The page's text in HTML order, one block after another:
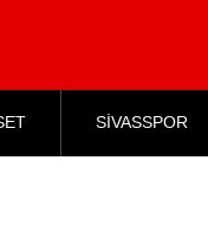
SİVASSPOR